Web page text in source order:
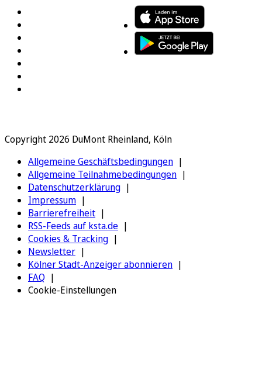
Copyright 2026 DuMont Rheinland, Köln
Allgemeine Geschäftsbedingungen
Allgemeine Teilnahmebedingungen
Datenschutzerklärung
Impressum
Barrierefreiheit
RSS-Feeds auf ksta.de
Cookies & Tracking
Newsletter
Kölner Stadt-Anzeiger abonnieren
FAQ
Cookie-Einstellungen